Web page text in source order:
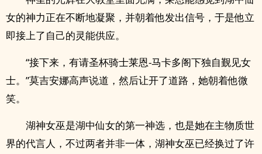
女的神力正在不断地凝聚，并朝着他发出信号，于是他立
即接上了自己的灵能供应。
“接下来，有请圣杯骑士莱恩-马卡多阁下独自觐见女
士。”莫吉安娜高声说道，然后让开了道路，她朝着他微
笑。
湖神女巫是湖中仙女的第一神选，也是她在主物质世
界的代言人，不过两者并非一体，湖神女巫已经换过了许